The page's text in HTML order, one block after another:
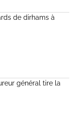
de dirhams à
général tire la